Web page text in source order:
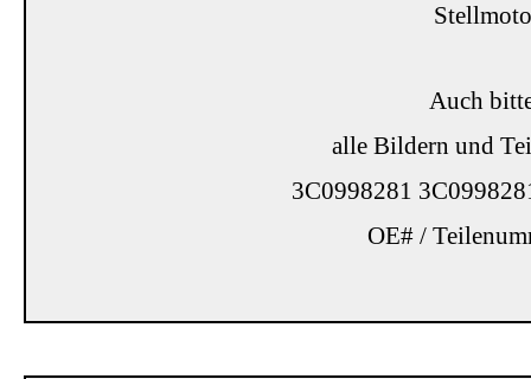
Auch
alle Bildern und
3C0998281
OE# /